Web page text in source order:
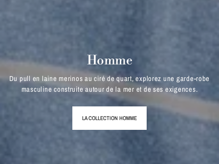
Homme
Du pull en laine merinos au ciré de quart, explorez une garde-robe
masculine construite autour de la mer et de ses exigences.
LA COLLECTION HOMME